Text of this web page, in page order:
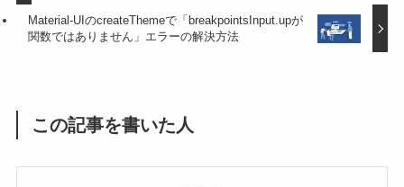
Material-UIのcreateThemeで「breakpointsInput.upが
関数ではありません」エラーの解決方法
この記事を書いた人